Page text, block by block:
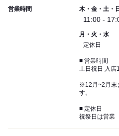
営業時間 木・金・土・
11:00 -
月・火・水
定休日
■ 営業時間
土日祝日 入店
※12月~2月末
す。
■ 定休日
祝祭日は営業